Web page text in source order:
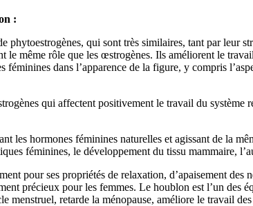
:
phytoestrogènes, qui sont très similaires, tant par leur
le même rôle que les œstrogènes. Ils améliorent le
féminines dans l’apparence de la figure, y compris
qui affectent positivement le travail du
les hormones féminines naturelles et agissant de la
féminines, le développement du tissu mammaire,
pour ses propriétés de relaxation, d’apaisement
précieux pour les femmes. Le houblon est l’un des
menstruel, retarde la ménopause, améliore le travail